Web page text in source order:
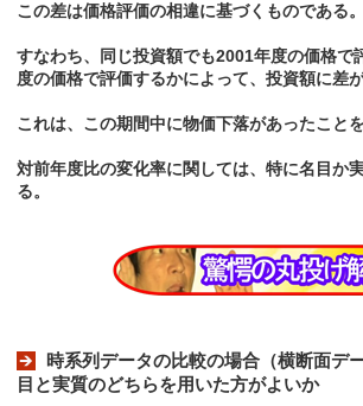
この差は価格評価の相違に基づくものである。
すなわち、同じ投資額でも2001年度の価格で
度の価格で評価するかによって、投資額に差
これは、この期間中に物価下落があったこと
対前年度比の変化率に関しては、特に名目か
る。
時系列データの比較の場合（横断面デ
目と実質のどちらを用いた方がよいか